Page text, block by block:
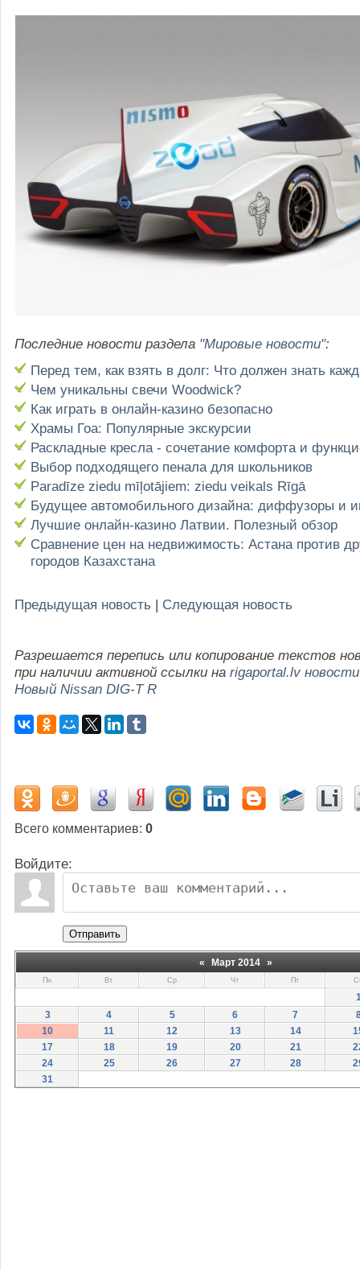
Последние новости раздела "Мировые новости":
Перед тем, как взять в долг: Что должен знать
Чем уникальны свечи Woodwick?
Как играть в онлайн-казино безопасно
Храмы Гоа: Популярные экскурсии
Раскладные кресла - сочетание комфорта и
Выбор подходящего пенала для школьников
Paradīze ziedu mīļotājiem: ziedu veikals Rīgā
Будущее автомобильного дизайна: диффузоры и
Лучшие онлайн-казино Латвии. Полезный обзор
Сравнение цен на недвижимость: Астана против
городов Казахстана
Предыдущая новость | Следующая новость
Разрешается перепись или копирование текстов
при наличии активной ссылки на rigaportal.lv новости
Новый Nissan DIG-T R
Всего комментариев: 0
Войдите:
Отправить
« Март 2014 »
Пн Вт Ср Чт Пт
3
4 5 6 7
10
11 12 13 14
17
18 19 20 21
24
25 26 27 28
31